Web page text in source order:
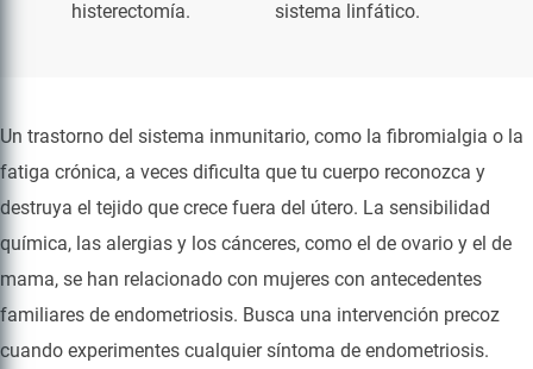
histerectomía. sistema linfático.
Un trastorno del sistema inmunitario, como la fibromialgia o la
fatiga crónica, a veces dificulta que tu cuerpo reconozca y
destruya el tejido que crece fuera del útero. La sensibilidad
química, las alergias y los cánceres, como el de ovario y el de
mama, se han relacionado con mujeres con antecedentes
familiares de endometriosis. Busca una intervención precoz
cuando experimentes cualquier síntoma de endometriosis.